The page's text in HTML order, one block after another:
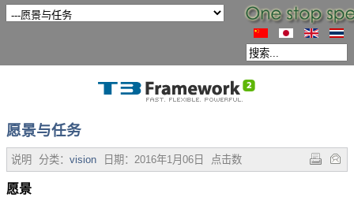
愿景与任务
说明 分类： vision 日期： 2016年1月06日 点击数：
愿景